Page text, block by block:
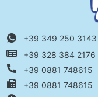
+39 349 250 3143
+39 328 384 2176
+39 0881 748615
+39 0881 748615